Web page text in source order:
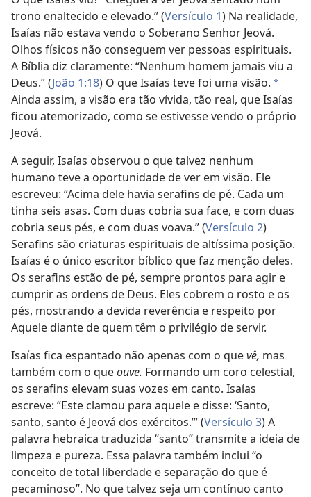
trono enaltecido e elevado.” (Versículo 1) Na realidade,
Isaías não estava vendo o Soberano Senhor Jeová.
Olhos físicos não conseguem ver pessoas espirituais.
A Bíblia diz claramente: “Nenhum homem jamais viu a
Deus.” (João 1:18) O que Isaías teve foi uma visão. *
Ainda assim, a visão era tão vívida, tão real, que Isaías
ficou atemorizado, como se estivesse vendo o próprio
Jeová.
A seguir, Isaías observou o que talvez nenhum
humano teve a oportunidade de ver em visão. Ele
escreveu: “Acima dele havia serafins de pé. Cada um
tinha seis asas. Com duas cobria sua face, e com duas
cobria seus pés, e com duas voava.” (Versículo 2)
Serafins são criaturas espirituais de altíssima posição.
Isaías é o único escritor bíblico que faz menção deles.
Os serafins estão de pé, sempre prontos para agir e
cumprir as ordens de Deus. Eles cobrem o rosto e os
pés, mostrando a devida reverência e respeito por
Aquele diante de quem têm o privilégio de servir.
Isaías fica espantado não apenas com o quevê, mas
também com o queouve. Formando um coro celestial,
os serafins elevam suas vozes em canto. Isaías
escreve: “Este clamou para aquele e disse: ‘Santo,
santo, santo é Jeová dos exércitos.’” (Versículo 3) A
palavra hebraica traduzida “santo” transmite a ideia de
limpeza e pureza. Essa palavra também inclui “o
conceito de total liberdade e separação do que é
pecaminoso”. No que talvez seja um contínuo canto